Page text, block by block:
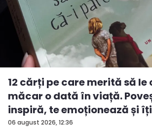
06 august 2026, 12:36
12 cărți pe care merită să le
măcar o dată în viață.
inspiră, te emoționează și